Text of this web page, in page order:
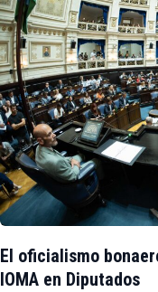
El oficialismo
IOMA en Diputados